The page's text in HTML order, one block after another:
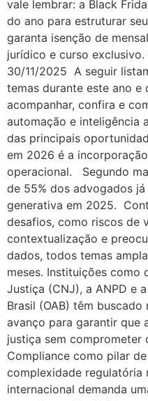
vale lembrar: a Black
do ano para estruturar
garanta isenção de
jurídico e curso
30/11/2025 A seguir
temas durante este ano e
acompanhar, confira e
automação e inteligência
das principais
em 2026 é a
operacional. Segundo
de 55% dos advogados
generativa em 2025.
desafios, como riscos de
contextualização e
dados, todos temas
meses. Instituições como
Justiça (CNJ), a ANPD e
Brasil (OAB) têm
avanço para garantir que
justiça sem
Compliance como pilar
complexidade regulatória
internacional demanda